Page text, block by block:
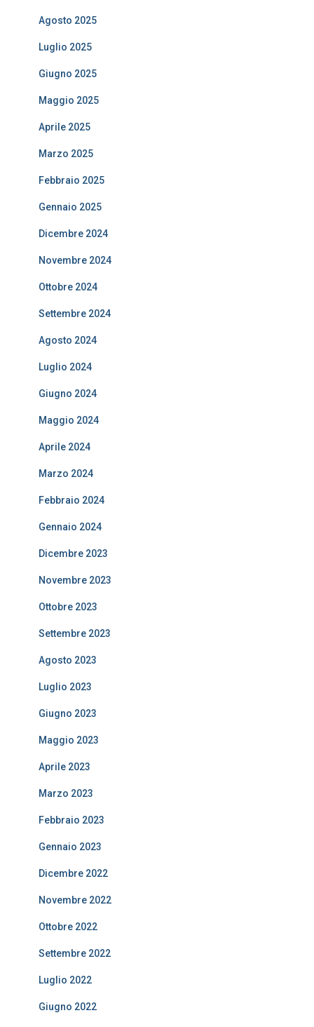
Agosto 2025
Luglio 2025
Giugno 2025
Maggio 2025
Aprile 2025
Marzo 2025
Febbraio 2025
Gennaio 2025
Dicembre 2024
Novembre 2024
Ottobre 2024
Settembre 2024
Agosto 2024
Luglio 2024
Giugno 2024
Maggio 2024
Aprile 2024
Marzo 2024
Febbraio 2024
Gennaio 2024
Dicembre 2023
Novembre 2023
Ottobre 2023
Settembre 2023
Agosto 2023
Luglio 2023
Giugno 2023
Maggio 2023
Aprile 2023
Marzo 2023
Febbraio 2023
Gennaio 2023
Dicembre 2022
Novembre 2022
Ottobre 2022
Settembre 2022
Luglio 2022
Giugno 2022